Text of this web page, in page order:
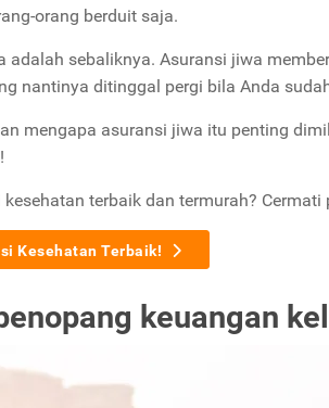
orang berduit saja.
adalah sebaliknya. Asuransi jiwa
nantinya ditinggal pergi bila Anda
mengapa asuransi jiwa itu penting
terbaik dan termurah? Cermati
Kesehatan Terbaik!
keuangan